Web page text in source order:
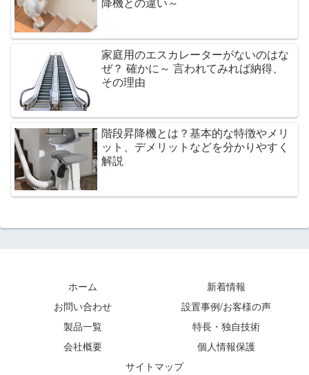
家庭用のエスカレーターがないのはな
ぜ？ 確かに～ 言われてみれば納得、
その理由
階段昇降機とは？基本的な特徴やメリ
ット、デメリットなどを分かりやすく
解説
ホーム
新着情報
お問い合わせ
設置事例/お客様の声
製品一覧
特長・独自技術
会社概要
個人情報保護
サイトマップ